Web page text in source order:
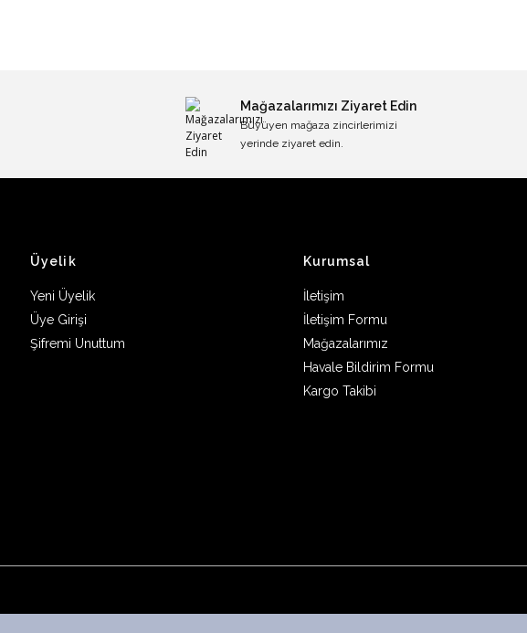
Mağazalarımızı Ziyaret Edin
Büyüyen mağaza zincirlerimizi
yerinde ziyaret edin.
Üyelik
Yeni Üyelik
Üye Girişi
Şifremi Unuttum
Kurumsal
İletişim
İletişim Formu
Mağazalarımız
Havale Bildirim Formu
Kargo Takibi